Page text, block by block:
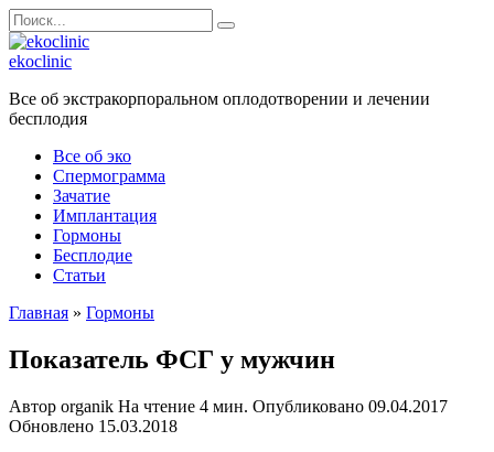
Перейти
к
содержанию
Search
for:
ekoclinic
Все об экстракорпоральном оплодотворении и лечении
бесплодия
Все об эко
Спермограмма
Зачатие
Имплантация
Гормоны
Бесплодие
Статьи
Главная » Гормоны
Показатель ФСГ у мужчин
Автор organik На чтение 4 мин. Опубликовано 09.04.2017
Обновлено 15.03.2018